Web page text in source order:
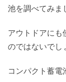
池を調べてみま
アウトドアにも
のではないでし
コンパクト蓄